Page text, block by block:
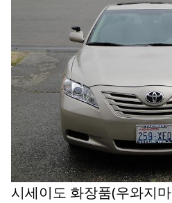
시세이도 화장품(우와지마